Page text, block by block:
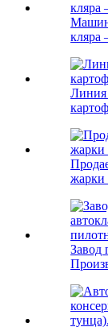
кляра
Линия
жарки
Завод